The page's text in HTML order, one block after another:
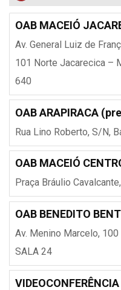
OAB MACEIÓ
Av. General Luiz de
101 Norte Jacarecica –
640
OAB ARAPIRACA
Rua Lino Roberto, S/N,
OAB MACEIÓ
Praça Bráulio
OAB BENEDITO
Av. Menino Marcelo,
SALA 24